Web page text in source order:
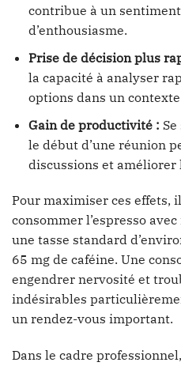
contribue à un
d’enthousiasme.
Prise de décision plus
la capacité à analyser
options dans un
Gain de productivité :
le début d’une réunion
discussions et améliorer
Pour maximiser ces effets,
consommer l’espresso
une tasse standard
65 mg de caféine. Une
engendrer nervosité et
indésirables
un rendez-vous important.
Dans le cadre